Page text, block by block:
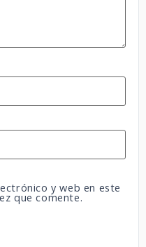
y web en este
que comente.